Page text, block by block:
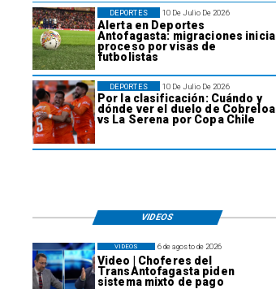
10 De Julio De 2026
Alerta en Deportes
Antofagasta: migraciones inicia
proceso por visas de
futbolistas
DEPORTES
10 De Julio De 2026
Por la clasificación: Cuándo y
dónde ver el duelo de Cobreloa
vs La Serena por Copa Chile
DEPORTES
VIDEOS
6 de agosto de 2026
Video | Choferes del
TransAntofagasta piden
sistema mixto de pago
VIDEOS